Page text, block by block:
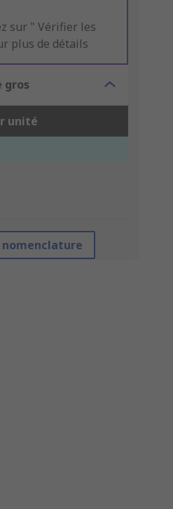
sur " Vérifier les
plus de détails
gros
unité
nomenclature